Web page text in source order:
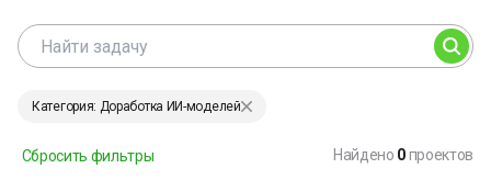
Категория: Доработка ИИ-моделей
Сбросить фильтры Найдено 0проектов